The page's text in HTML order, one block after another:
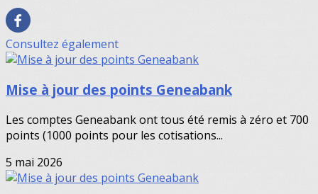
Consultez également
Mise à jour des points Geneabank
Les comptes Geneabank ont tous été remis à zéro et 700
points (1000 points pour les cotisations...
5 mai 2026